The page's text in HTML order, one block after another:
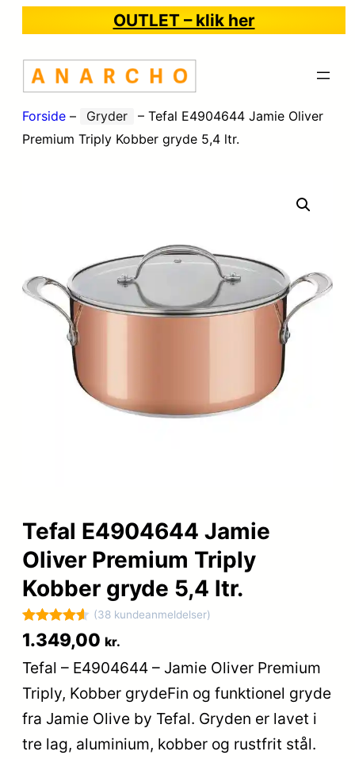
OUTLET – klik her
Forside – Gryder – Tefal E4904644 Jamie Oliver
Premium Triply Kobber gryde 5,4 ltr.
Tefal E4904644 Jamie
Oliver Premium Triply
Kobber gryde 5,4 ltr.
Bedømt
4.6
ud af 5
baseret på
38
kundebedø
(38 kundeanmeldelser)
1.349,00 kr.
Tefal – E4904644 – Jamie Oliver Premium
Triply, Kobber grydeFin og funktionel gryde
fra Jamie Olive by Tefal. Gryden er lavet i
tre lag, aluminium, kobber og rustfrit stål.